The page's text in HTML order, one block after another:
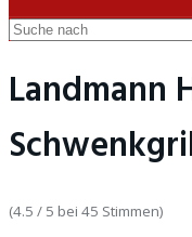
Landmann
(4.5 / 5 bei 45 Stimmen)